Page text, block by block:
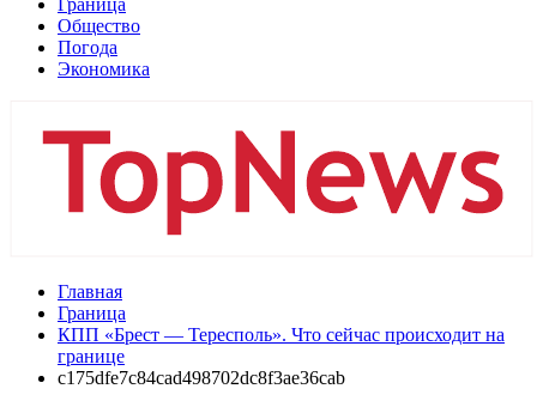
Граница
Общество
Погода
Экономика
Главная
Граница
КПП «Брест — Тересполь». Что сейчас происходит на
границе
c175dfe7c84cad498702dc8f3ae36cab